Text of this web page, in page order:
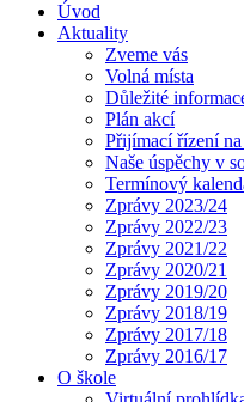
Úvod
Aktuality
Zveme vás
Volná místa
Důležité
Plán akcí
Přijímací řízení
Naše úspěchy v
Termínový
Zprávy 2023/24
Zprávy 2022/23
Zprávy 2021/22
Zprávy 2020/21
Zprávy 2019/20
Zprávy 2018/19
Zprávy 2017/18
Zprávy 2016/17
O škole